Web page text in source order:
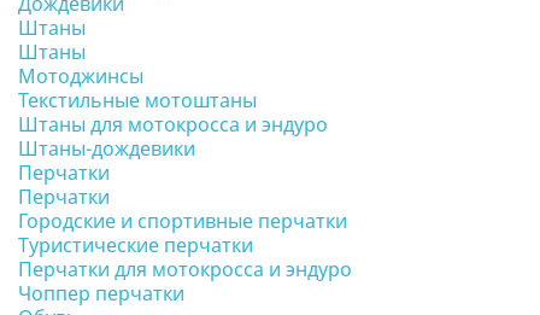
Штаны
Штаны
Мотоджинсы
Текстильные мотоштаны
Штаны для мотокросса и эндуро
Штаны-дождевики
Перчатки
Перчатки
Городские и спортивные перчатки
Туристические перчатки
Перчатки для мотокросса и эндуро
Чоппер перчатки